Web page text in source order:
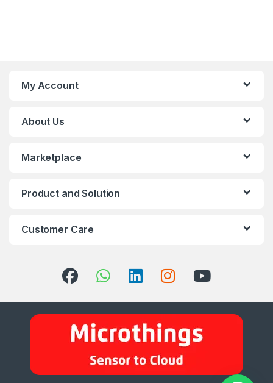
My Account
About Us
Marketplace
Product and Solution
Customer Care